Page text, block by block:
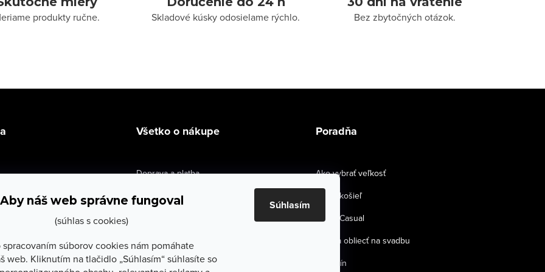
Aby náš web správne fungoval
(súhlas s cookies)
spracovaním súborov cookies nám pomáhate
web. Kliknutím na tlačidlo „Súhlasím“ súhlasíte so
Súhlasím
produkty ručne. Skladové kúsky odosielame rýchlo. Bez zbytočných otázok.
Všetko o nákupe
Doprava a platba
Výmena a vrátenie
Reklamačné podmienky
Ochrana osobných údajov
Poradňa
Ako vybrať veľkosť
Strihy košieľ
Smart Casual
Ako sa obliecť na svadbu
Magazín